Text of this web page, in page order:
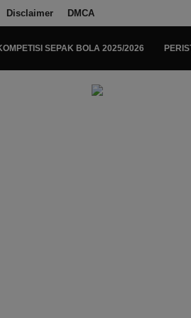
Disclaimer DMCA
SEPAK BOLA 2025/2026